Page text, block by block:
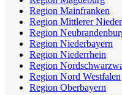
Region Mainfranken
Region Mittlerer
Region
Region Niederbayern
Region Niederrhein
Region
Region Nord Westfalen
Region Oberbayern